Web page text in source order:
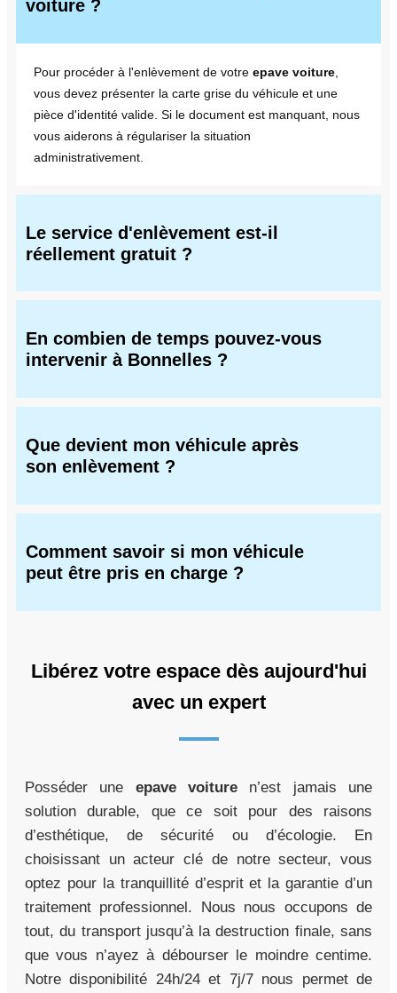
voiture ?
Pour procéder à l'enlèvement de votre epave voiture
vous devez présenter la carte grise du véhicule et une
pièce d'identité valide. Si le document est manquant, nous
vous aiderons à régulariser la situation
administrativement.
Le service d'enlèvement est-il
réellement gratuit ?
En combien de temps pouvez-vous
intervenir à Bonnelles ?
Que devient mon véhicule après
son enlèvement ?
Comment savoir si mon véhicule
peut être pris en charge ?
Libérez votre espace dès aujourd'hui
avec un expert
Posséder une epave voiture n’est jamais une
solution durable, que ce soit pour des raisons
d’esthétique, de sécurité ou d’écologie. En
choisissant un acteur clé de notre secteur, vous
optez pour la tranquillité d’esprit et la garantie d’un
traitement professionnel. Nous nous occupons de
tout, du transport jusqu’à la destruction finale, sans
que vous n’ayez à débourser le moindre centime.
Notre disponibilité 24h/24 et 7j/7 nous permet de